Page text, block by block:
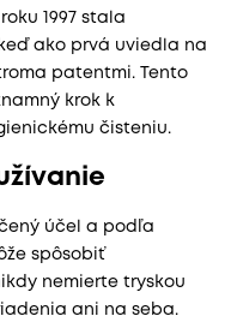
1997 stala
ako prvá uviedla na
patentmi. Tento
krok k
čisteniu.
účel a podľa
spôsobiť
nemierte tryskou
ani na seba.